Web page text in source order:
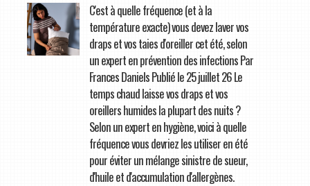
C'est à quelle fréquence (et à la
température exacte) vous devez laver vos
draps et vos taies d'oreiller cet été, selon
un expert en prévention des infections Par
Frances Daniels Publié le 25 juillet 26 Le
temps chaud laisse vos draps et vos
oreillers humides la plupart des nuits ?
Selon un expert en hygiène, voici à quelle
fréquence vous devriez les utiliser en été
pour éviter un mélange sinistre de sueur,
d'huile et d'accumulation d'allergènes.